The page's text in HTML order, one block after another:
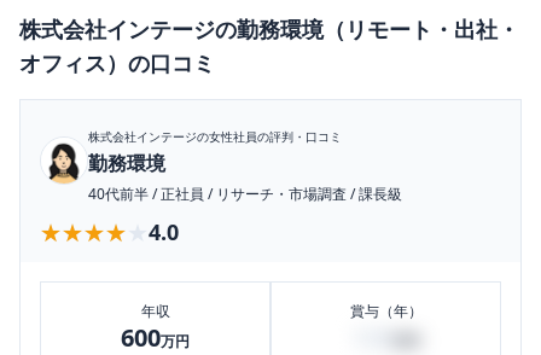
株式会社インテージの勤務環境（リモート・出社・
オフィス） の口コミ
株式会社インテージの女性社員の評判・口コミ
勤務環境
40代前半/正社員 / リサーチ・市場調査 /課長級
★★★★★
★★★★★ 4.0
年収
600万円
賞与（年）